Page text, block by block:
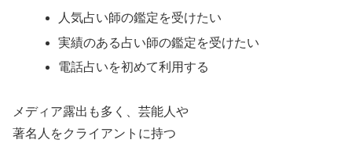
人気占い師の鑑定を受けたい
実績のある占い師の鑑定を受けたい
電話占いを初めて利用する
メディア露出も多く、芸能人や
著名人をクライアントに持つ